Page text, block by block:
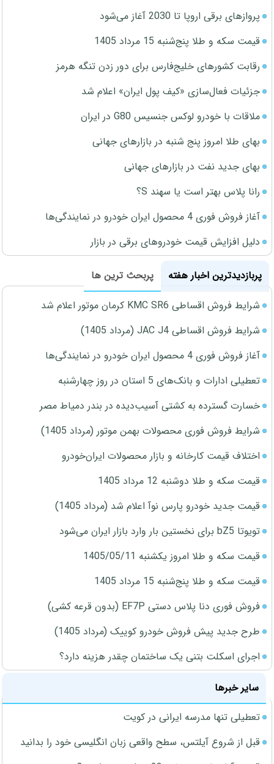
پروازهای برقی اروپا تا 2030 آغاز می‌شود
قیمت سکه و طلا پنج‌شنبه 15 مرداد 1405
رقابت کشورهای خلیج‌فارس برای دور زدن تنگه هرمز
جزئیات فعال‌سازی «کیف پول ایران» اعلام شد
ملاقات با خودرو لوکس جنسیس G80 در ایران
بهای طلا امروز پنج شنبه در بازارهای جهانی
بهای جدید نفت در بازارهای جهانی
رانا پلاس بهتر است یا سهند S؟
آغاز فروش فوری 4 محصول ایران خودرو در نمایندگی‌ها
دلیل افزایش قیمت خودروهای برقی در بازار
پربازدیدترین اخبار هفته
پربحث ترین ها
شرایط فروش اقساطی KMC SR6 کرمان موتور اعلام شد
شرایط فروش اقساطی JAC J4 (مرداد 1405)
آغاز فروش فوری 4 محصول ایران خودرو در نمایندگی‌ها
تعطیلی ادارات و بانک‌های 5 استان در روز چهارشنبه
خسارت گسترده به کشتی آسیب‌دیده در بندر دمیاط مصر
شرایط فروش فوری محصولات بهمن موتور (مرداد 1405)
اختلاف قیمت کارخانه و بازار محصولات ایران‌خودرو
قیمت سکه و طلا دوشنبه 12 مرداد 1405
قیمت جدید خودرو پارس نوآ اعلام شد (مرداد 1405)
تویوتا bZ5 برای نخستین بار وارد بازار ایران می‌شود
قیمت سکه و طلا امروز یکشنبه 1405/05/11
قیمت سکه و طلا پنج‌شنبه 15 مرداد 1405
فروش فوری دنا پلاس دستی EF7P (بدون قرعه کشی)
طرح جدید پیش فروش خودرو کوییک (مرداد 1405)
اجرای اسکلت بتنی یک ساختمان چقدر هزینه دارد؟
سایر خبرها
تعطیلی تنها مدرسه ایرانی در کویت
قبل از شروع آیلتس، سطح واقعی زبان انگلیسی خود را بدانید